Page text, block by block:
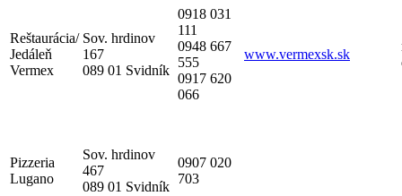
Reštaurácia/
Jedáleň
Vermex
Sov. hrdinov
167
089 01 Svidník
0918 031
111
0948 667
555
0917 620
066
www.vermexsk.sk
Pizzeria
Lugano
Sov. hrdinov
467
089 01 Svidník
0907 020
703